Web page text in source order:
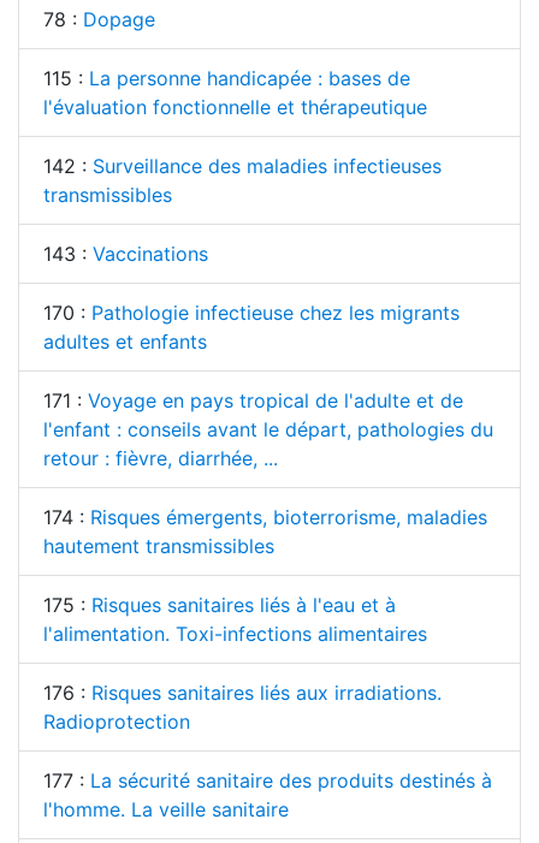
78 : Dopage
115 : La personne handicapée : bases de
l'évaluation fonctionnelle et thérapeutique
142 : Surveillance des maladies infectieuses
transmissibles
143 : Vaccinations
170 : Pathologie infectieuse chez les migrants
adultes et enfants
171 : Voyage en pays tropical de l'adulte et de
l'enfant : conseils avant le départ, pathologies du
retour : fièvre, diarrhée, ...
174 : Risques émergents, bioterrorisme, maladies
hautement transmissibles
175 : Risques sanitaires liés à l'eau et à
l'alimentation. Toxi-infections alimentaires
176 : Risques sanitaires liés aux irradiations.
Radioprotection
177 : La sécurité sanitaire des produits destinés à
l'homme. La veille sanitaire